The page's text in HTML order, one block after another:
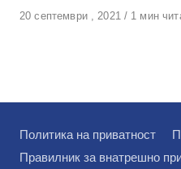
Објавено
20 септември , 2021 1 мин
Политика на приватност
Правилник за внатрешно